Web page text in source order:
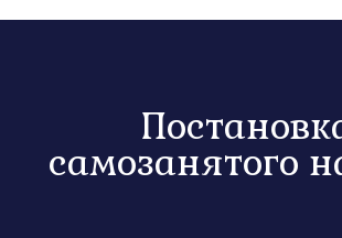
самозанятого